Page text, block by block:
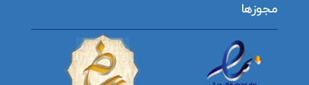
مجوزها